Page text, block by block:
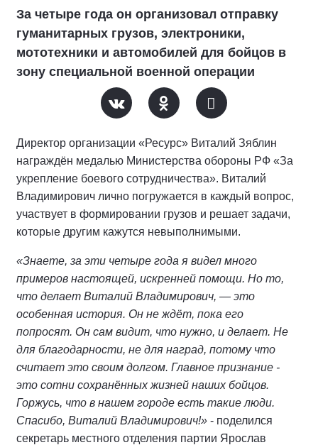
За четыре года он организовал отправку
гуманитарных грузов, электроники,
мототехники и автомобилей для бойцов в
зону специальной военной операции
Директор организации «Ресурс» Виталий Зяблин
награждён медалью Министерства обороны РФ «За
укрепление боевого сотрудничества». Виталий
Владимирович лично погружается в каждый вопрос,
участвует в формировании грузов и решает задачи,
которые другим кажутся невыполнимыми.
«Знаете, за эти четыре года я видел много
примеров настоящей, искренней помощи. Но то,
что делает Виталий Владимирович, — это
особенная история. Он не ждёт, пока его
попросят. Он сам видит, что нужно, и делает. Не
для благодарности, не для наград, потому что
считает это своим долгом. Главное признание -
это сотни сохранённых жизней наших бойцов.
Горжусь, что в нашем городе есть такие люди.
Спасибо, Виталий Владимирович!» - поделился
секретарь местного отделения партии Ярослав